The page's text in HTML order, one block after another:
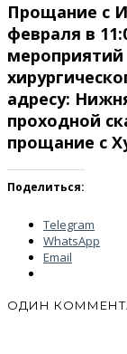
Прощание с
февраля в
адресу:
проходной
прощание с
Поделиться:
Telegram
WhatsApp
Email
ОДИН